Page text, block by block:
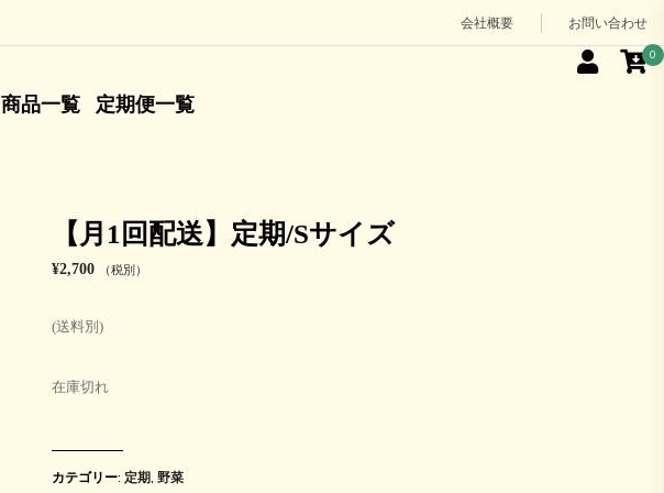
会社概要 お問い合わせ
商品一覧 定期便一覧
0
【月1回配送】定期/Sサイズ
¥2,700 （税別）
(送料別)
在庫切れ
カテゴリー: 定期 野菜